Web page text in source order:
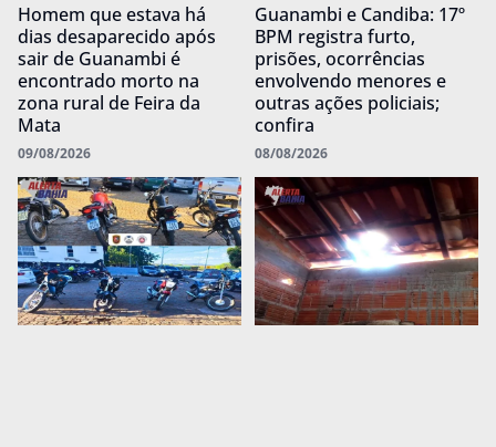
Homem que estava há
dias desaparecido após
sair de Guanambi é
encontrado morto na
zona rural de Feira da
Mata
09/08/2026
Guanambi e Candiba: 17º
BPM registra furto,
prisões, ocorrências
envolvendo menores e
outras ações policiais;
confira
08/08/2026